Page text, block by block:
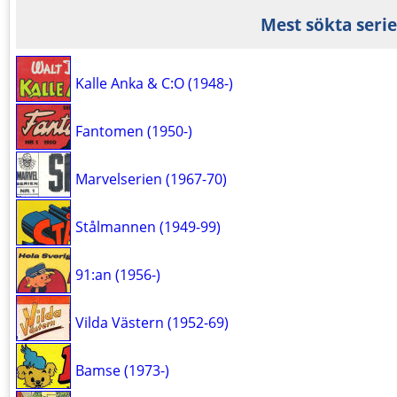
Mest sökta
Kalle Anka & C:O (1948-)
Fantomen (1950-)
Marvelserien (1967-70)
Stålmannen (1949-99)
91:an (1956-)
Vilda Västern (1952-69)
Bamse (1973-)